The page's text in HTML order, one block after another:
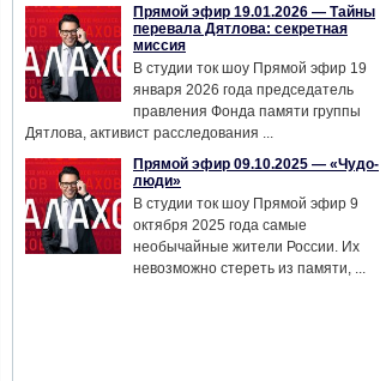
Прямой эфир 19.01.2026 — Тайны
перевала Дятлова: секретная
миссия
В студии ток шоу Прямой эфир 19
января 2026 года председатель
правления Фонда памяти группы
Дятлова, активист расследования ...
Прямой эфир 09.10.2025 — «Чудо-
люди»
В студии ток шоу Прямой эфир 9
октября 2025 года самые
необычайные жители России. Их
невозможно стереть из памяти, ...